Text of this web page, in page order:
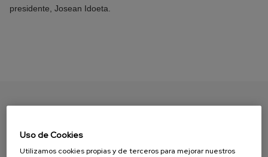
presidente, Josean Idoeta.
Uso de Cookies
Utilizamos cookies propias y de terceros para mejorar nuestros